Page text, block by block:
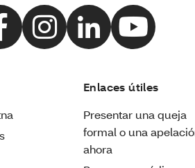
Enlaces útiles
Presentar una queja
formal o una
ahora